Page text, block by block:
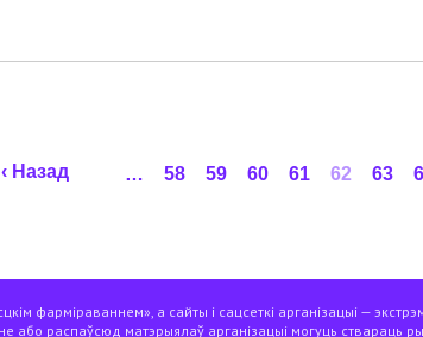
‹ Назад … 58 59 60 61 62 63
фарміраваннем», а сайты і сацсеткі арганізацыі —
або распаўсюд матэрыялаў арганізацыі могуць ствараць